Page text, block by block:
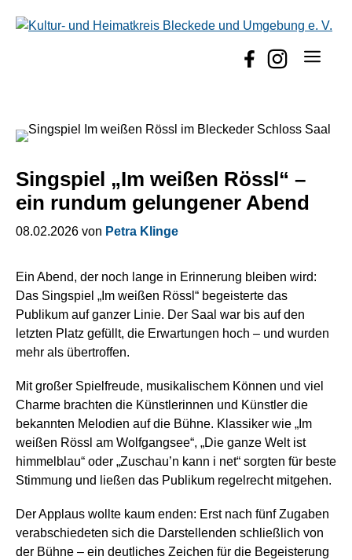
Inhalt
Menü
Singspiel „Im weißen Rössl“ –
ein rundum gelungener Abend
08.02.2026 von Petra Klinge
Ein Abend, der noch lange in Erinnerung bleiben wird:
Das Singspiel „Im weißen Rössl“ begeisterte das
Publikum auf ganzer Linie. Der Saal war bis auf den
letzten Platz gefüllt, die Erwartungen hoch – und wurden
mehr als übertroffen.
Mit großer Spielfreude, musikalischem Können und viel
Charme brachten die Künstlerinnen und Künstler die
bekannten Melodien auf die Bühne. Klassiker wie „Im
weißen Rössl am Wolfgangsee“, „Die ganze Welt ist
himmelblau“ oder „Zuschau’n kann i net“ sorgten für beste
Stimmung und ließen das Publikum regelrecht mitgehen.
Der Applaus wollte kaum enden: Erst nach fünf Zugaben
verabschiedeten sich die Darstellenden schließlich von
der Bühne – ein deutliches Zeichen für die Begeisterung